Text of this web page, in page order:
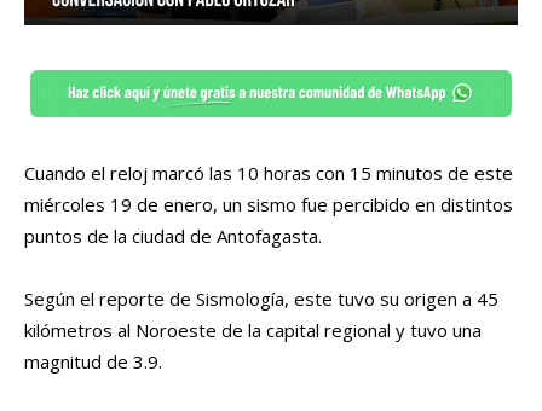
Cuando el reloj marcó las 10 horas con 15 minutos de este
miércoles 19 de enero, un sismo fue percibido en distintos
puntos de la ciudad de Antofagasta.
Según el reporte de Sismología, este tuvo su origen a 45
kilómetros al Noroeste de la capital regional y tuvo una
magnitud de 3.9.